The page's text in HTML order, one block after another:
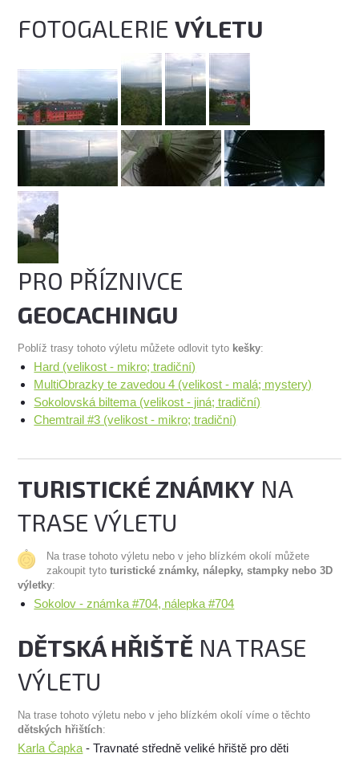
FOTOGALERIEVÝLETU
PRO PŘÍZNIVCE
GEOCACHINGU
Poblíž trasy tohoto výletu můžete odlovit tyto kešky:
Hard (velikost - mikro; tradiční)
MultiObrazky te zavedou 4 (velikost - malá; mystery)
Sokolovská biltema (velikost - jiná; tradiční)
Chemtrail #3 (velikost - mikro; tradiční)
TURISTICKÉ ZNÁMKY NA
TRASE VÝLETU
Na trase tohoto výletu nebo v jeho blízkém okolí můžete
zakoupit tytoturistické známky, nálepky, stampky nebo 3D
výletky:
Sokolov - známka #704, nálepka #704
DĚTSKÁ HŘIŠTĚ NA TRASE
VÝLETU
Na trase tohoto výletu nebo v jeho blízkém okolí víme o těchto
dětských hřištích:
Karla Čapka - Travnaté středně veliké hřiště pro děti